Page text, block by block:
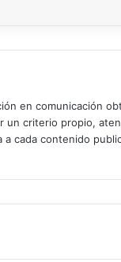
en comunicación
un criterio propio,
cada contenido